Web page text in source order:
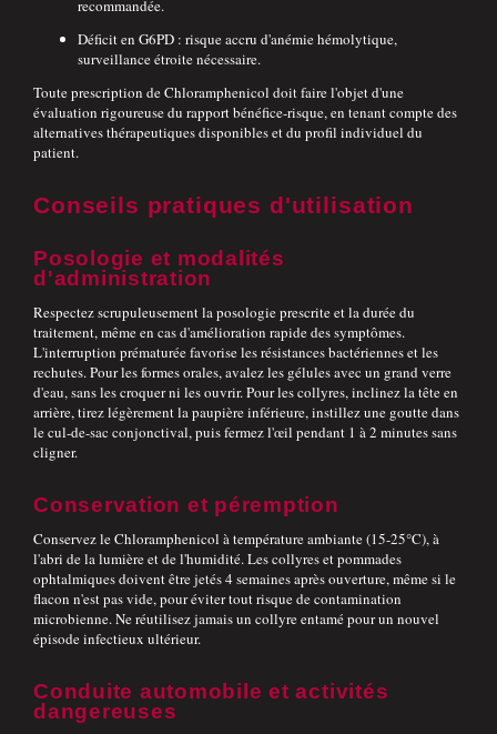
recommandée.
Déficit en G6PD : risque accru d'anémie hémolytique,
surveillance étroite nécessaire.
Toute prescription de Chloramphenicol doit faire l'objet d'une
évaluation rigoureuse du rapport bénéfice-risque, en tenant compte des
alternatives thérapeutiques disponibles et du profil individuel du
patient.
Conseils pratiques d'utilisation
Posologie et modalités
d'administration
Respectez scrupuleusement la posologie prescrite et la durée du
traitement, même en cas d'amélioration rapide des symptômes.
L'interruption prématurée favorise les résistances bactériennes et les
rechutes. Pour les formes orales, avalez les gélules avec un grand verre
d'eau, sans les croquer ni les ouvrir. Pour les collyres, inclinez la tête en
arrière, tirez légèrement la paupière inférieure, instillez une goutte dans
le cul-de-sac conjonctival, puis fermez l'œil pendant 1 à 2 minutes sans
cligner.
Conservation et péremption
Conservez le Chloramphenicol à température ambiante (15-25°C), à
l'abri de la lumière et de l'humidité. Les collyres et pommades
ophtalmiques doivent être jetés 4 semaines après ouverture, même si le
flacon n'est pas vide, pour éviter tout risque de contamination
microbienne. Ne réutilisez jamais un collyre entamé pour un nouvel
épisode infectieux ultérieur.
Conduite automobile et activités
dangereuses